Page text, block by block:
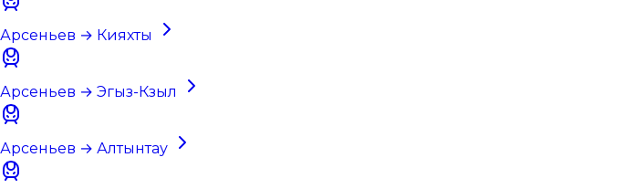
Арсеньев → Кияхты
Арсеньев → Эгыз-Кзыл
Арсеньев → Алтынтау